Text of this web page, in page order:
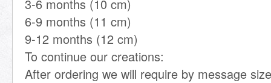
3-6 months (10 cm)
6-9 months (11 cm)
9-12 months (12 cm)
To continue our creations:
After ordering we will require by message